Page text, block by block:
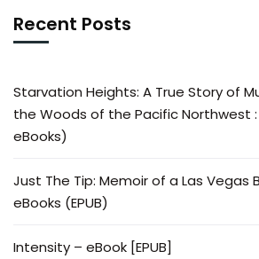
Recent Posts
Starvation Heights: A True Story of
the Woods of the Pacific Northwest :
eBooks)
Just The Tip: Memoir of a Las Vegas
eBooks (EPUB)
Intensity – eBook [EPUB]